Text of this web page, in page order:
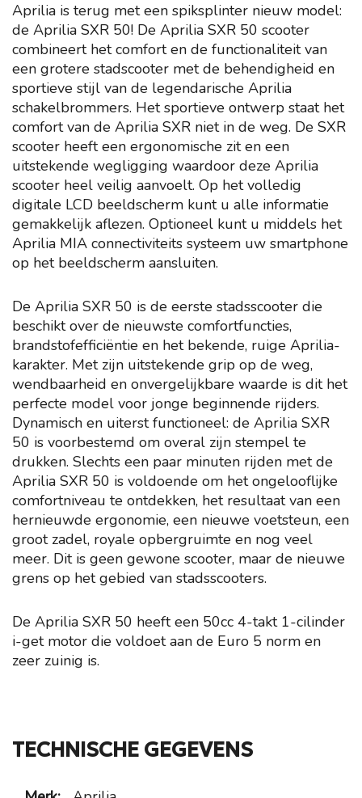
Aprilia is terug met een spiksplinter nieuw model:
de Aprilia SXR 50! De Aprilia SXR 50 scooter
combineert het comfort en de functionaliteit van
een grotere stadscooter met de behendigheid en
sportieve stijl van de legendarische Aprilia
schakelbrommers. Het sportieve ontwerp staat het
comfort van de Aprilia SXR niet in de weg. De SXR
scooter heeft een ergonomische zit en een
uitstekende wegligging waardoor deze Aprilia
scooter heel veilig aanvoelt. Op het volledig
digitale LCD beeldscherm kunt u alle informatie
gemakkelijk aflezen. Optioneel kunt u middels het
Aprilia MIA connectiviteits systeem uw smartphone
op het beeldscherm aansluiten.
De Aprilia SXR 50 is de eerste stadsscooter die
beschikt over de nieuwste comfortfuncties,
brandstofefficiëntie en het bekende, ruige Aprilia-
karakter. Met zijn uitstekende grip op de weg,
wendbaarheid en onvergelijkbare waarde is dit het
perfecte model voor jonge beginnende rijders.
Dynamisch en uiterst functioneel: de Aprilia SXR
50 is voorbestemd om overal zijn stempel te
drukken. Slechts een paar minuten rijden met de
Aprilia SXR 50 is voldoende om het ongelooflijke
comfortniveau te ontdekken, het resultaat van een
hernieuwde ergonomie, een nieuwe voetsteun, een
groot zadel, royale opbergruimte en nog veel
meer. Dit is geen gewone scooter, maar de nieuwe
grens op het gebied van stadsscooters.
De Aprilia SXR 50 heeft een 50cc 4-takt 1-cilinder
i-get motor die voldoet aan de Euro 5 norm en
zeer zuinig is.
TECHNISCHE GEGEVENS